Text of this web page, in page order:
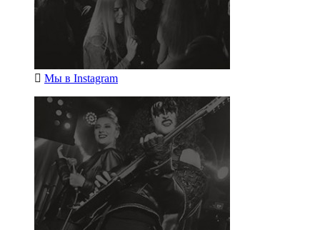
Мы в Instagram